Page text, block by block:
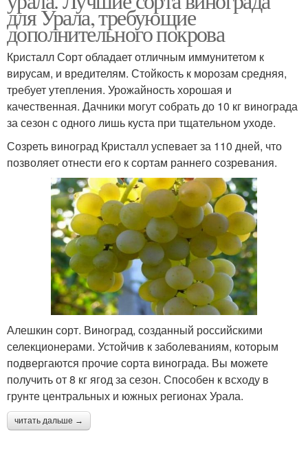
для Урала, требующие
дополнительного покрова
Кристалл Сорт обладает отличным иммунитетом к
вирусам, и вредителям. Стойкость к морозам средняя,
требует утепления. Урожайность хорошая и
качественная. Дачники могут собрать до 10 кг винограда
за сезон с одного лишь куста при тщательном уходе.
Созреть виноград Кристалл успевает за 110 дней, что
позволяет отнести его к сортам раннего созревания.
Алешкин сорт. Виноград, созданный российскими
селекционерами. Устойчив к заболеваниям, которым
подвергаются прочие сорта винограда. Вы можете
получить от 8 кг ягод за сезон. Способен к всходу в
грунте центральных и южных регионах Урала.
читать дальше →